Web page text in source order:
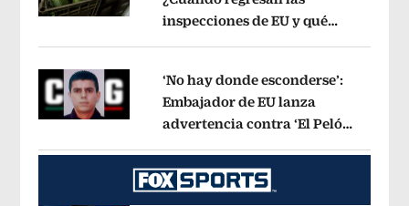
Opens in new windowinspecciones de EU y qué
Opens in new window
‘No hay donde esconderse’:
Embajador de EU lanza
advertencia contra ‘El Pelón’,